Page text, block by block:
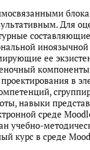
Для
ее
в
навыки
среде
учебно-
курс в среде